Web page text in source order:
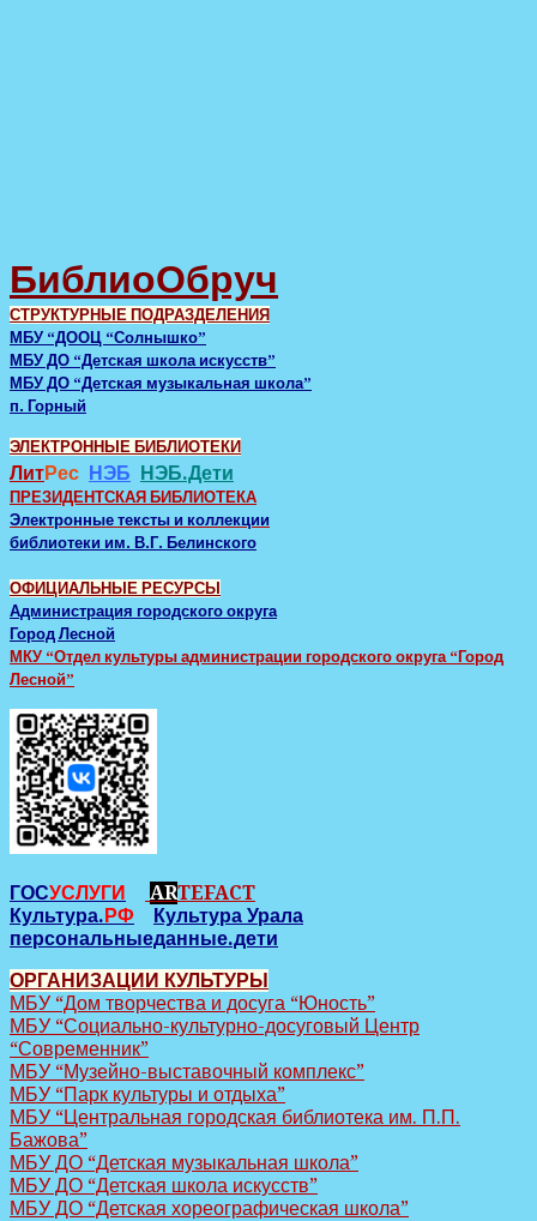
БиблиоОбруч
СТРУКТУРНЫЕ ПОДРАЗДЕЛЕНИЯ
МБУ “ДООЦ “Солнышко”
МБУ ДО “Детская школа искусств”
МБУ ДО “Детская музыкальная школа”
п. Горный
ЭЛЕКТРОННЫЕ БИБЛИОТЕКИ
ЛитРес НЭБ НЭБ.Дети
ПРЕЗИДЕНТСКАЯ БИБЛИОТЕКА
Электронные тексты и коллекции
библиотеки им. В.Г. Белинского
ОФИЦИАЛЬНЫЕ РЕСУРСЫ
Администрация городского округа
Город Лесной
МКУ “Отдел культуры администрации городского округа “Город
Лесной”
ГОСУСЛУГИ ARTEFACT
Культура.РФ
Культура Урала
персональныеданные.дети
ОРГАНИЗАЦИИ КУЛЬТУРЫ
МБУ “Дом творчества и досуга “Юность”
МБУ “Социально-культурно-досуговый Центр
“Современник”
МБУ “Музейно-выставочный комплекс”
МБУ “Парк культуры и отдыха”
МБУ “Центральная городская библиотека им. П.П.
Бажова”
МБУ ДО “Детская музыкальная школа”
МБУ ДО “Детская школа искусств”
МБУ ДО “Детская хореографическая школа”